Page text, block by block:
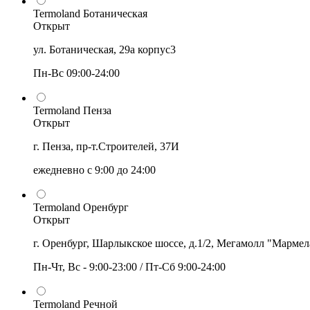
Termoland Ботаническая
Открыт
ул. Ботаническая, 29а корпус3
Пн-Вс 09:00-24:00
Termoland Пенза
Открыт
г. Пенза, пр-т.Строителей, 37И
ежедневно с 9:00 до 24:00
Termoland Оренбург
Открыт
г. Оренбург, Шарлыкское шоссе, д.1/2, Мегамолл
Пн-Чт, Вс - 9:00-23:00 / Пт-Сб 9:00-24:00
Termoland Речной